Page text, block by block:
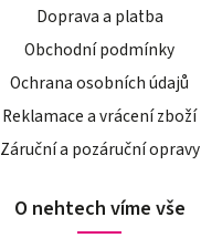
Doprava a platba
Obchodní podmínky
Ochrana osobních údajů
Reklamace a vrácení zboží
Záruční a pozáruční opravy
O nehtech víme vše